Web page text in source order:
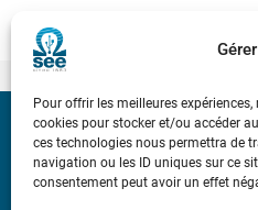
Pour offrir les meilleures
cookies pour stocker et/ou accéder
ces technologies nous permettra de
navigation ou les ID uniques sur ce
consentement peut avoir un effet